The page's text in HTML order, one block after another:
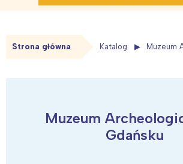
Strona główna Katalog Muzeum
Muzeum
Gdańsku